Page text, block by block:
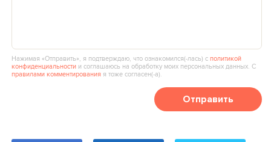
Нажимая «Отправить», я подтверждаю, что ознакомился(‑лась) сполитикой
конфиденциальности и соглашаюсь на обработку моих персональных данных. С
правилами комментирования я тоже согласен(‑а).
Отправить